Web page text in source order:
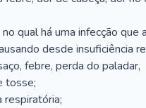
qual há uma infecção que
desde insuficiência
febre, perda do paladar,
tosse;
respiratória;